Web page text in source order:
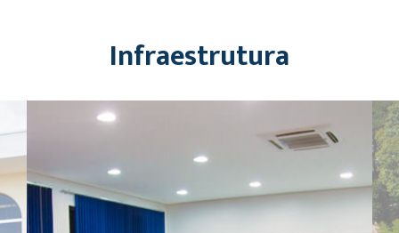
Infraestrutura